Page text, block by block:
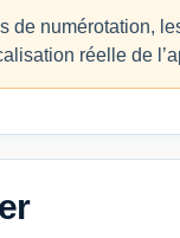
de numérotation,
réelle de